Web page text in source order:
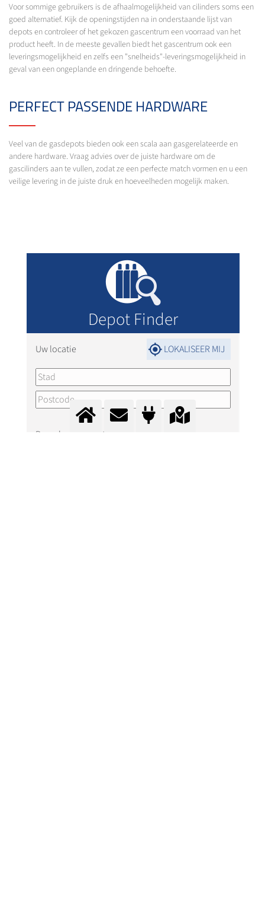
Voor sommige gebruikers is de afhaalmogelijkheid van cilinders soms een
goed alternatief. Kijk de openingstijden na in onderstaande lijst van
depots en controleer of het gekozen gascentrum een voorraad van het
product heeft. In de meeste gevallen biedt het gascentrum ook een
leveringsmogelijkheid en zelfs een "snelheids"-leveringsmogelijkheid in
geval van een ongeplande en dringende behoefte.
PERFECT PASSENDE HARDWARE
Veel van de gasdepots bieden ook een scala aan gasgerelateerde en
andere hardware. Vraag advies over de juiste hardware om de
gascilinders aan te vullen, zodat ze een perfecte match vormen en u een
veilige levering in de juiste druk en hoeveelheden mogelijk maken.
Depot Finder
Uw locatie LOKALISEER MIJ
Beperk zoeken tot: